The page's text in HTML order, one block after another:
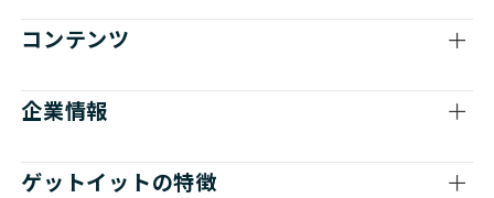
コンテンツ
企業情報
ゲットイットの特徴